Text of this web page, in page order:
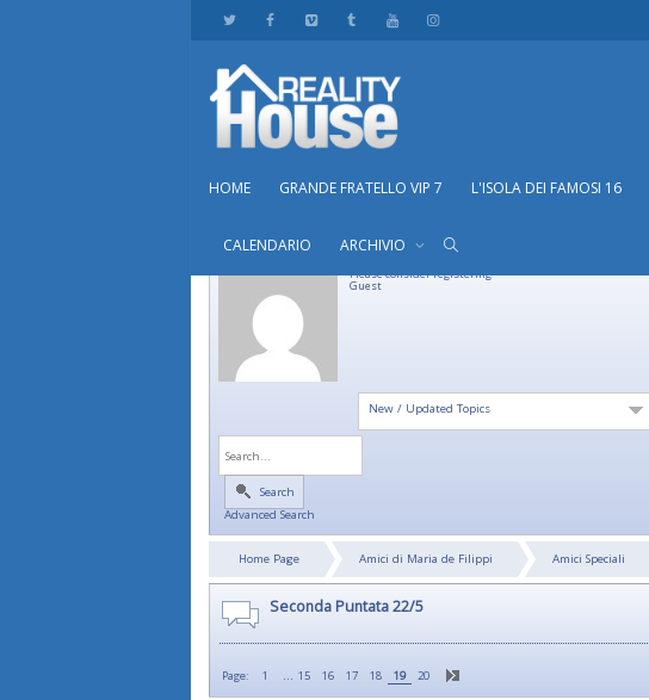
HOME GRANDE FRATELLO VIP 7 L'ISOLA DEI FAMOSI 16
CALENDARIO ARCHIVIO
Please consider registering
Guest
New / Updated Topics
Search
Advanced Search
Home Page Amici di Maria de Filippi Amici Speciali
Seconda Puntata 22/5
Page: 1 ... 15 16 17 18 19 20